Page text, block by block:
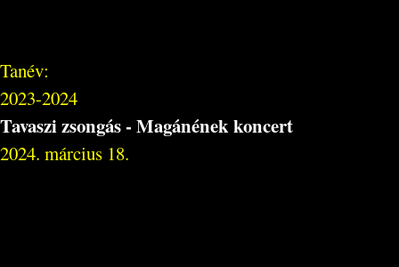
Tanév:
2023-2024
Tavaszi zsongás - Magánének koncert
2024. március 18.